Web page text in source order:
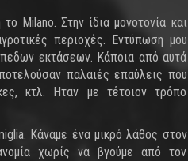
Milano. Στην ίδια μονοτονία και
περιοχές. Εντύπωση μου
εκτάσεων. Κάποια από αυτά
παλαιές επαύλεις που
κτλ. Ηταν με τέτοιον τρόπο
Κάναμε ένα μικρό λάθος στον
χωρίς να βγούμε από τον